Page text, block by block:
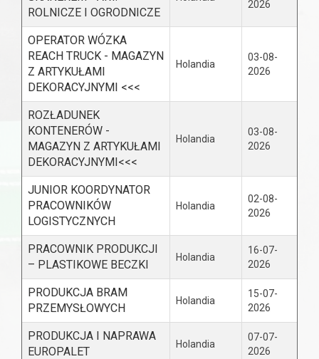
ROLNICZE I OGRODNICZE
2026
OPERATOR WÓZKA
REACH TRUCK - MAGAZYN
Z ARTYKUŁAMI
DEKORACYJNYMI <<<
Holandia
03-08-
2026
ROZŁADUNEK
KONTENERÓW -
MAGAZYN Z ARTYKUŁAMI
DEKORACYJNYMI<<<
Holandia
03-08-
2026
JUNIOR KOORDYNATOR
PRACOWNIKÓW
LOGISTYCZNYCH
Holandia
02-08-
2026
PRACOWNIK PRODUKCJI
– PLASTIKOWE BECZKI
Holandia
16-07-
2026
PRODUKCJA BRAM
PRZEMYSŁOWYCH
Holandia
15-07-
2026
PRODUKCJA I NAPRAWA
EUROPALET
Holandia
07-07-
2026